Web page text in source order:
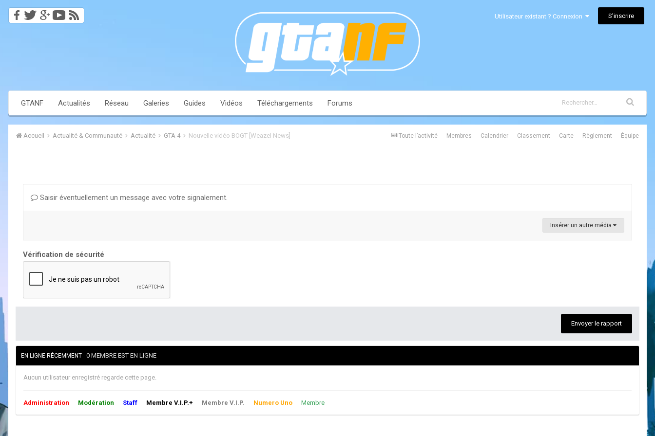
Utilisateur existant ? Connexion S’inscrire
GTANF Actualités Réseau Galeries Guides Vidéos Téléchargements Forums
Toute l’activité Membres Calendrier Classement Carte Règlement Équipe
Accueil Actualité & Communauté Actualité GTA 4 Nouvelle vidéo BOGT [Weazel News]
Saisir éventuellement un message avec votre signalement.
Insérer un autre média
Vérification de sécurité
Envoyer le rapport
EN LIGNE RÉCEMMENT 0 MEMBRE EST EN LIGNE
Aucun utilisateur enregistré regarde cette page.
Administration Modération Staff Membre V.I.P.+ Membre V.I.P. Numero Uno Membre